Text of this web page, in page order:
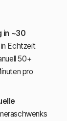
in ~30
Echtzeit
50+
pro